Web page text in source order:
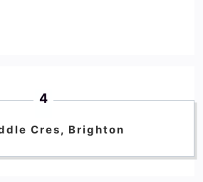
4
Cres, Brighton